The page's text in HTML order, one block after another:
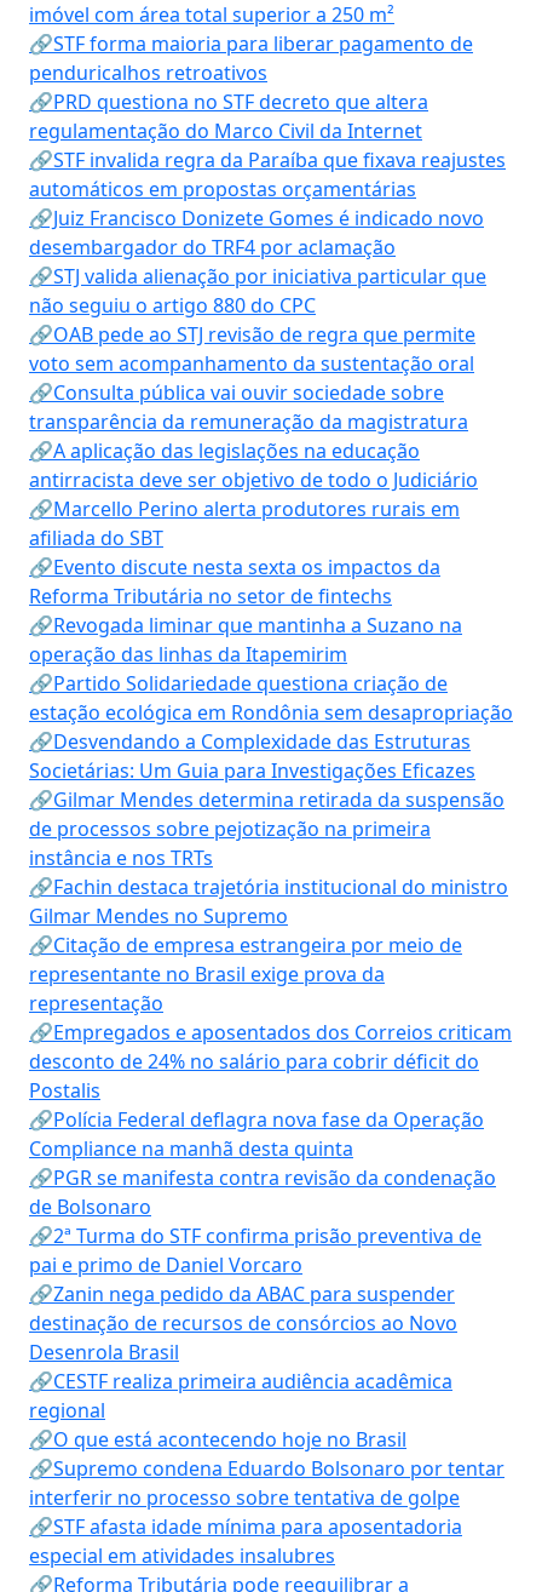
imóvel com área total superior a 250 m²
🔗STF forma maioria para liberar pagamento de
penduricalhos retroativos
🔗PRD questiona no STF decreto que altera
regulamentação do Marco Civil da Internet
🔗STF invalida regra da Paraíba que fixava reajustes
automáticos em propostas orçamentárias
🔗Juiz Francisco Donizete Gomes é indicado novo
desembargador do TRF4 por aclamação
🔗STJ valida alienação por iniciativa particular que
não seguiu o artigo 880 do CPC
🔗OAB pede ao STJ revisão de regra que permite
voto sem acompanhamento da sustentação oral
🔗Consulta pública vai ouvir sociedade sobre
transparência da remuneração da magistratura
🔗A aplicação das legislações na educação
antirracista deve ser objetivo de todo o Judiciário
🔗Marcello Perino alerta produtores rurais em
afiliada do SBT
🔗Evento discute nesta sexta os impactos da
Reforma Tributária no setor de fintechs
🔗Revogada liminar que mantinha a Suzano na
operação das linhas da Itapemirim
🔗Partido Solidariedade questiona criação de
estação ecológica em Rondônia sem desapropriação
🔗Desvendando a Complexidade das Estruturas
Societárias: Um Guia para Investigações Eficazes
🔗Gilmar Mendes determina retirada da suspensão
de processos sobre pejotização na primeira
instância e nos TRTs
🔗Fachin destaca trajetória institucional do ministro
Gilmar Mendes no Supremo
🔗Citação de empresa estrangeira por meio de
representante no Brasil exige prova da
representação
🔗Empregados e aposentados dos Correios criticam
desconto de 24% no salário para cobrir déficit do
Postalis
🔗Polícia Federal deflagra nova fase da Operação
Compliance na manhã desta quinta
🔗PGR se manifesta contra revisão da condenação
de Bolsonaro
🔗2ª Turma do STF confirma prisão preventiva de
pai e primo de Daniel Vorcaro
🔗Zanin nega pedido da ABAC para suspender
destinação de recursos de consórcios ao Novo
Desenrola Brasil
🔗CESTF realiza primeira audiência acadêmica
regional
🔗O que está acontecendo hoje no Brasil
🔗Supremo condena Eduardo Bolsonaro por tentar
interferir no processo sobre tentativa de golpe
🔗STF afasta idade mínima para aposentadoria
especial em atividades insalubres
🔗Reforma Tributária pode reequilibrar a